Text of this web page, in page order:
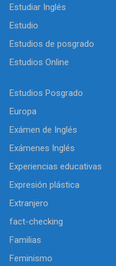
Estudiar Inglés
Estudio
Estudios de posgrado
Estudios Online
Estudios Posgrado
Europa
Exámen de Inglés
Exámenes Inglés
Experiencias educativas
Expresión plástica
Extranjero
fact-checking
Familias
Feminismo